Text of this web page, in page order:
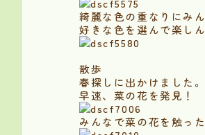
綺麗な色の重なりにみ
好きな色を選んで楽し
散歩
春探しに出かけました。
早速、菜の花を発見！
みんなで菜の花を触っ